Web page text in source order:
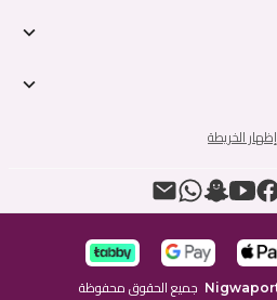
إظهار الخريطة
جميع الحقوق محفوظة